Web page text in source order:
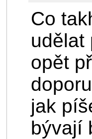
Co
udělat
opět
jak
bývají